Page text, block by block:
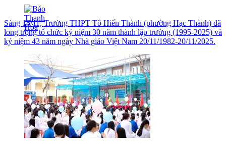
Sáng 16/11, Trường THPT Tô Hiến Thành (phường Hạc Thành) đã
long trọng tổ chức kỷ niệm 30 năm thành lập trường (1995-2025) và
kỷ niệm 43 năm ngày Nhà giáo Việt Nam 20/11/1982-20/11/2025.